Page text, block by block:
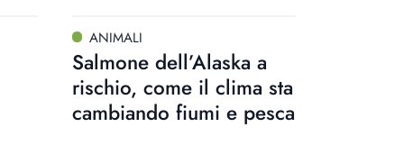
ANIMALI
Salmone dell’Alaska a
rischio, come il clima sta
cambiando fiumi e pesca